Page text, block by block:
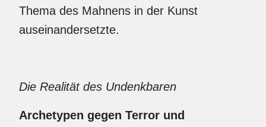
Thema des Mahnens in der Kunst
auseinandersetzte.
Die Realität des Undenkbaren
Archetypen gegen Terror und